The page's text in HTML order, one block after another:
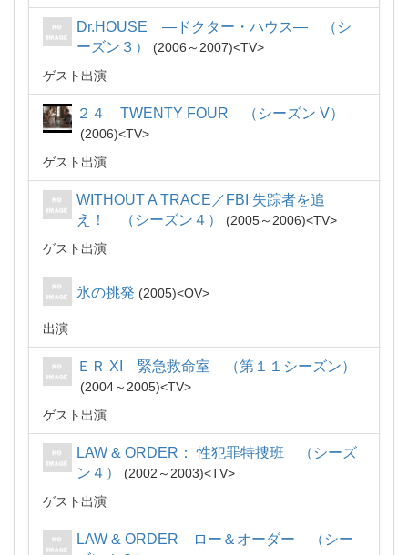
Dr.HOUSE ―ドクター・ハウス― （シ
ーズン３）
2006～2007
TV
ゲスト出演
２４ TWENTY FOUR （シーズン V）
2006
TV
ゲスト出演
WITHOUT A TRACE／FBI 失踪者を追
え！ （シーズン４）
2005～2006
TV
ゲスト出演
氷の挑発 2005 OV
出演
ＥＲ XI 緊急救命室 （第１１シーズン）
2004～2005
TV
ゲスト出演
LAW & ORDER： 性犯罪特捜班 （シーズ
ン４）
2002～2003
TV
ゲスト出演
LAW & ORDER ロー＆オーダー （シー